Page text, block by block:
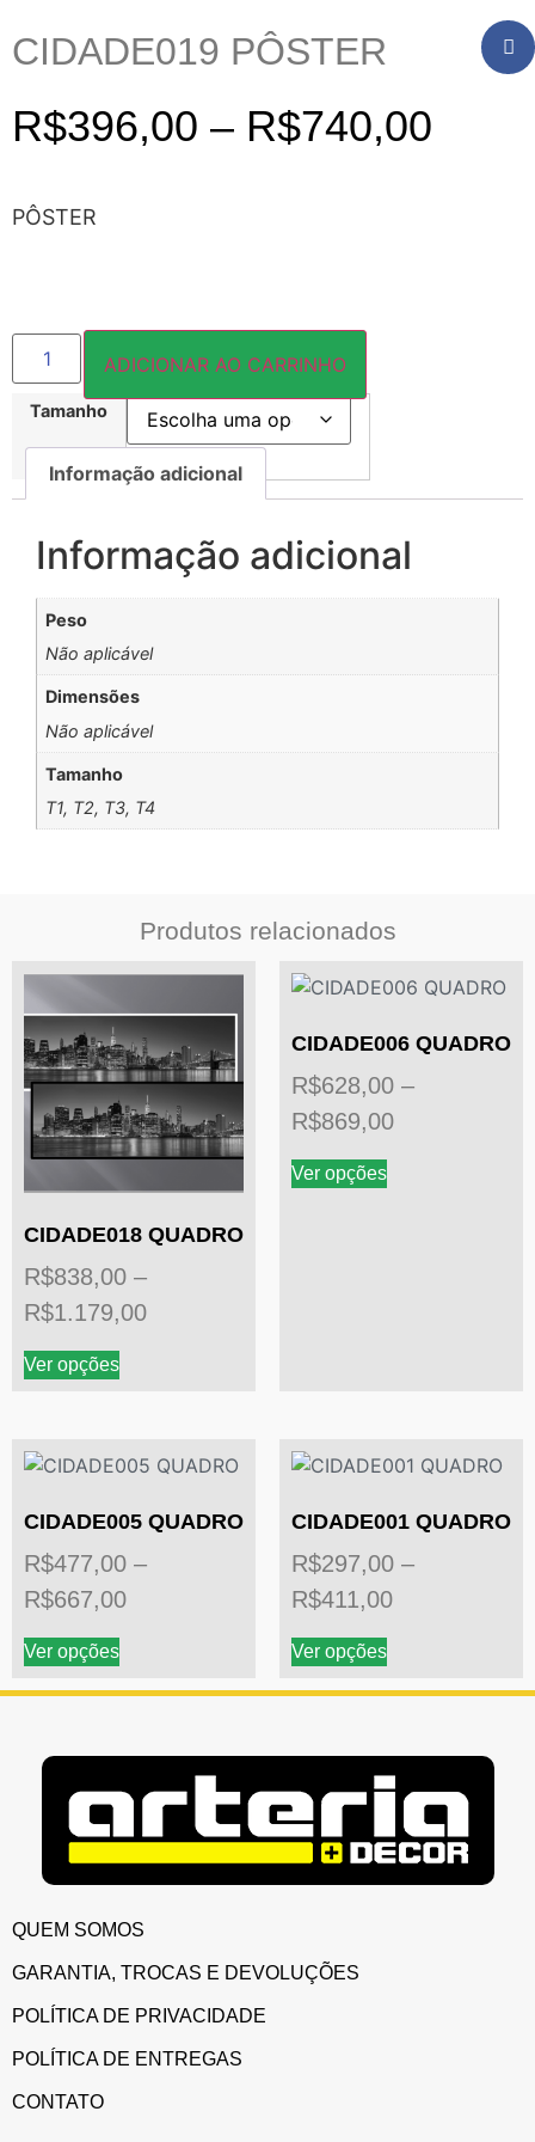
CIDADE019 PÔSTER
R$396,00 – R$740,00
PÔSTER
Tamanho
ADICIONAR AO CARRINHO
Informação adicional
Informação adicional
Peso
Não aplicável
Dimensões
Não aplicável
Tamanho
T1, T2, T3, T4
Produtos relacionados
CIDADE018 QUADRO
R$838,00 –
R$1.179,00
Ver opções
CIDADE006 QUADRO
R$628,00 –
R$869,00
Ver opções
CIDADE005 QUADRO
R$477,00 –
R$667,00
Ver opções
CIDADE001 QUADRO
R$297,00 –
R$411,00
Ver opções
QUEM SOMOS
GARANTIA, TROCAS E DEVOLUÇÕES
POLÍTICA DE PRIVACIDADE
POLÍTICA DE ENTREGAS
CONTATO